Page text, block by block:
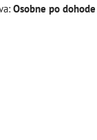
Osobne po dohode